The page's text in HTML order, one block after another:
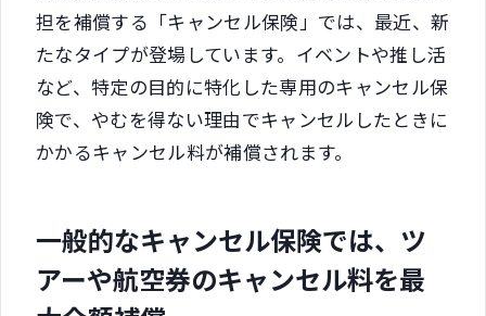
担を補償する「キャンセル保険」では、最近、新
たなタイプが登場しています。イベントや推し活
など、特定の目的に特化した専用のキャンセル保
険で、やむを得ない理由でキャンセルしたときに
かかるキャンセル料が補償されます。
一般的なキャンセル保険では、ツ
アーや航空券のキャンセル料を最